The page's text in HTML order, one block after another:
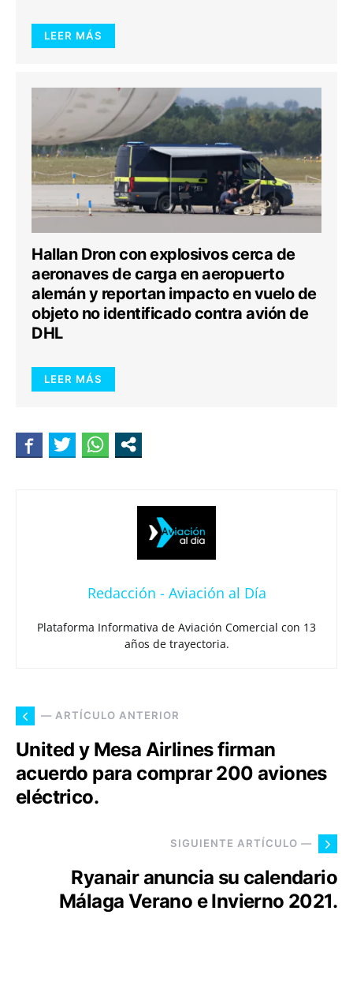
LEER MÁS
Hallan Dron con explosivos cerca de
aeronaves de carga en aeropuerto
alemán y reportan impacto en vuelo de
objeto no identificado contra avión de
DHL
LEER MÁS
Redacción - Aviación al Día
Plataforma Informativa de Aviación Comercial con 13
años de trayectoria.
— ARTÍCULO ANTERIOR
United y Mesa Airlines firman
acuerdo para comprar 200 aviones
eléctrico.
SIGUIENTE ARTÍCULO —
Ryanair anuncia su calendario
Málaga Verano e Invierno 2021.